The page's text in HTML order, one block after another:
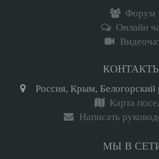
Форум
Онлайн
Россия, Крым, Белогорский
Карта
Написать
МЫ В